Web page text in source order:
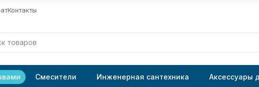
Контакты
Смесители Инженерная сантехника Аксессуары